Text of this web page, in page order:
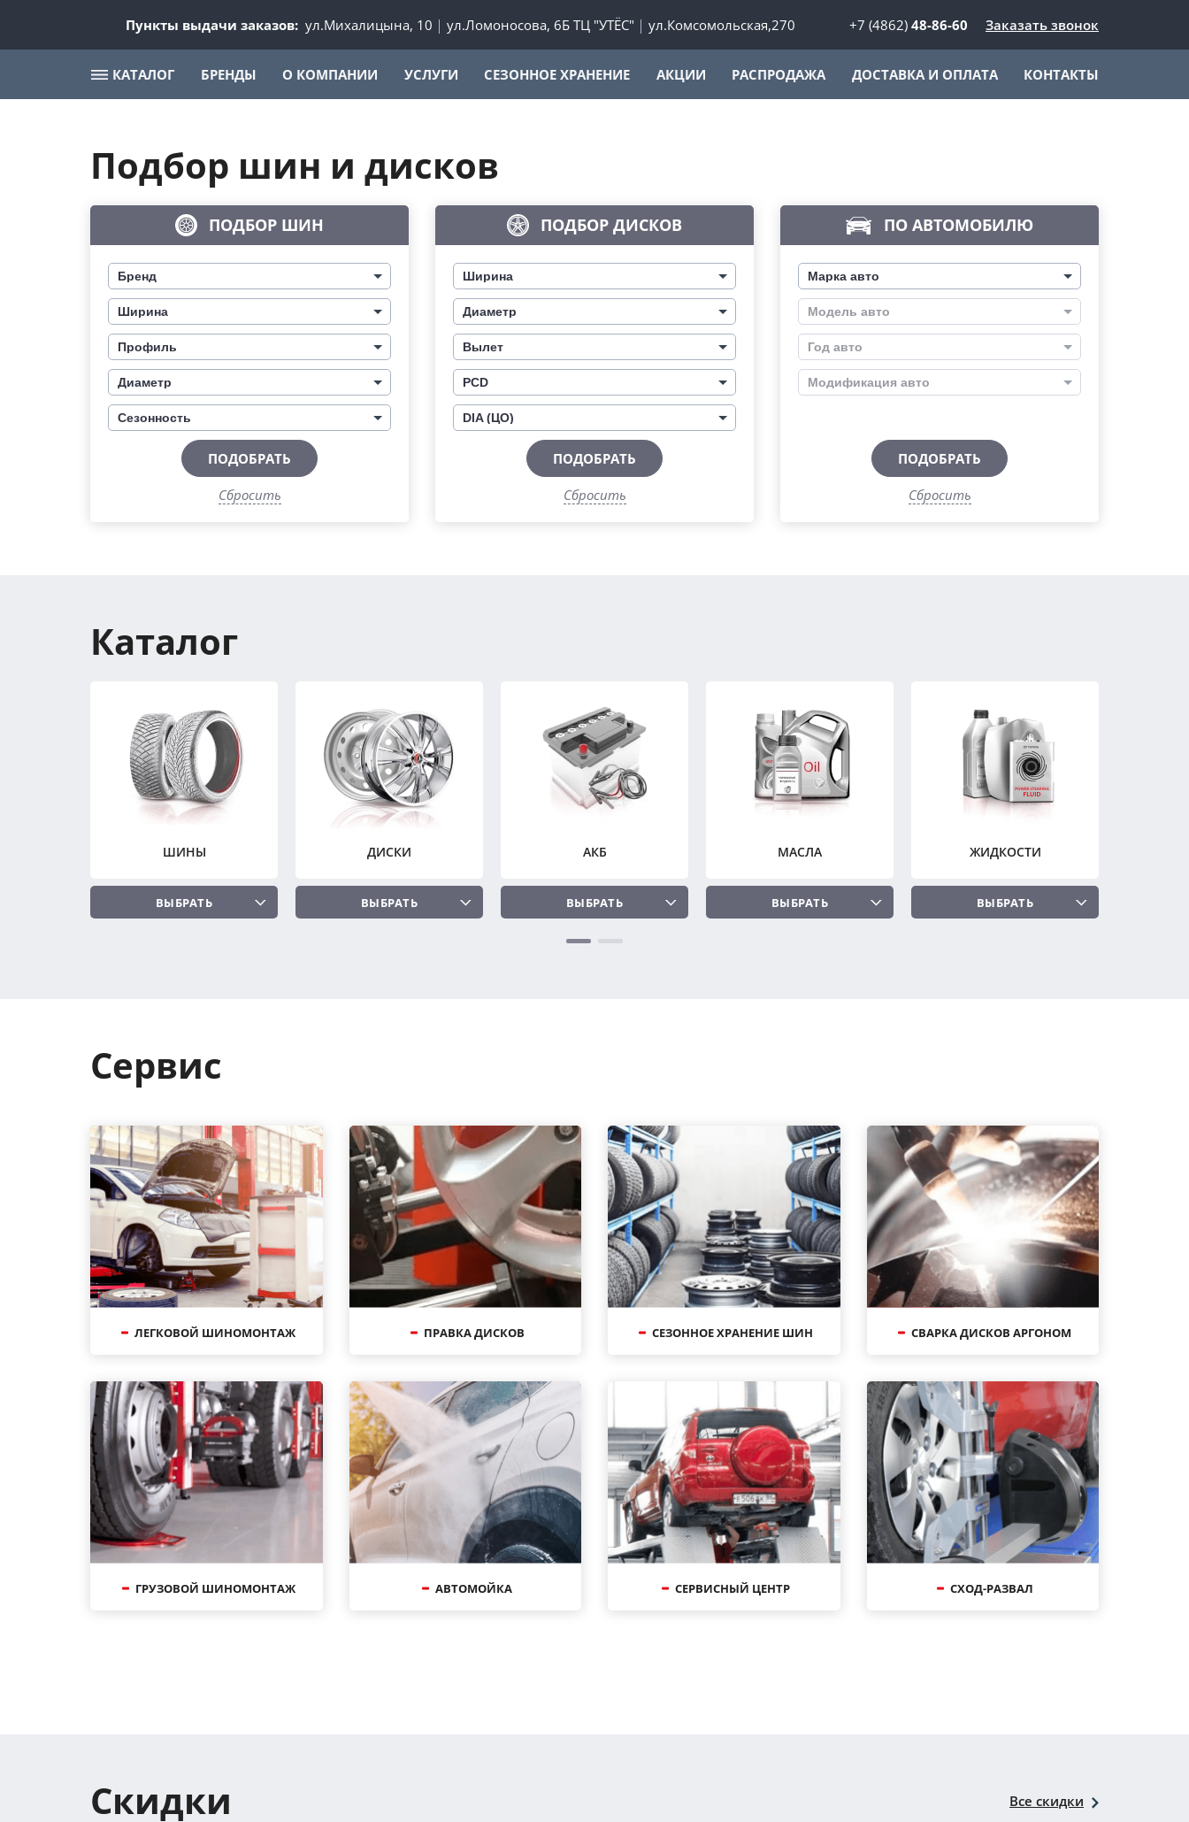
Пункты выдачи заказов: ул.Михалицына, 10 ул.Ломоносова, 6Б ТЦ "УТЁС" ул.Комсомольская,270 +7 (4862) 48-86-60 Заказать звонок
КАТАЛОГ БРЕНДЫ О КОМПАНИИ УСЛУГИ СЕЗОННОЕ ХРАНЕНИЕ АКЦИИ РАСПРОДАЖА ДОСТАВКА И ОПЛАТА КОНТАКТЫ
Подбор шин и дисков
ПОДБОР ШИН
Бренд
Ширина
Профиль
Диаметр
Сезонность
ПОДОБРАТЬ
Сбросить
ПОДБОР ДИСКОВ
Ширина
Диаметр
Вылет
PCD
DIA (ЦО)
ПОДОБРАТЬ
Сбросить
ПО АВТОМОБИЛЮ
Марка авто
Модель авто
Год авто
Модификация авто
ПОДОБРАТЬ
Сбросить
Каталог
ШИНЫ
ВЫБРАТЬ
ДИСКИ
ВЫБРАТЬ
АКБ
ВЫБРАТЬ
МАСЛА
ВЫБРАТЬ
ЖИДКОСТИ
ВЫБРАТЬ
Сервис
ЛЕГКОВОЙ ШИНОМОНТАЖ ПРАВКА ДИСКОВ СЕЗОННОЕ ХРАНЕНИЕ ШИН СВАРКА ДИСКОВ АРГОНОМ
ГРУЗОВОЙ ШИНОМОНТАЖ АВТОМОЙКА СЕРВИСНЫЙ ЦЕНТР СХОД-РАЗВАЛ
Скидки Все скидки